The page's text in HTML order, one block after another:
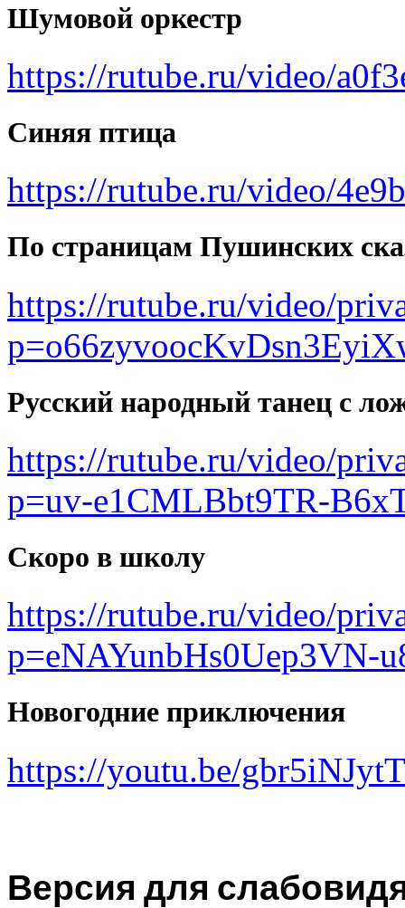
Шумовой оркестр
https://rutube.ru/video/
Синяя птица
https://rutube.ru/video/
По страницам Пушинских
https://rutube.ru/video/
Русский народный танец с
https://rutube.ru/video/
p=uv-e1CMLBbt9TR-
Скоро в школу
https://rutube.ru/video/
p=eNAYunbHs0Uep3VN-
Новогодние приключения
https://youtu.be/
Версия для